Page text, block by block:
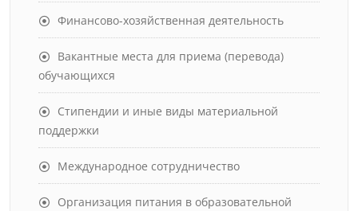
Финансово-хозяйственная деятельность
Вакантные места для приема (перевода)
обучающихся
Стипендии и иные виды материальной
поддержки
Международное сотрудничество
Организация питания в образовательной